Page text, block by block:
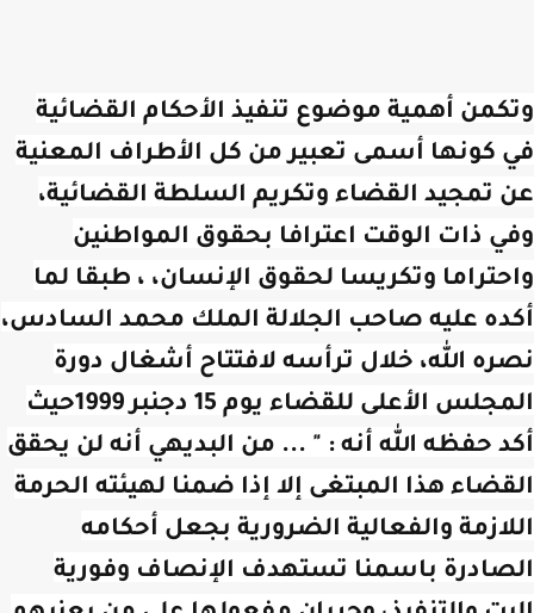
وتكمن أهمية موضوع تنفيذ الأحكام القضائية
في كونها أسمى تعبير من كل الأطراف المعنية
عن تمجيد القضاء وتكريم السلطة القضائية،
وفي ذات الوقت اعترافا بحقوق المواطنين
واحتراما وتكريسا لحقوق الإنسان، ، طبقا لما
أكده عليه صاحب الجلالة الملك محمد السادس،
نصره الله، خلال ترأسه لافتتاح أشغال دورة
المجلس الأعلى للقضاء يوم 15 دجنبر 1999حيث
أكد حفظه الله أنه : " ... من البديهي أنه لن يحقق
القضاء هذا المبتغى إلا إذا ضمنا لهيئته الحرمة
اللازمة والفعالية الضرورية بجعل أحكامه
الصادرة باسمنا تستهدف الإنصاف وفورية